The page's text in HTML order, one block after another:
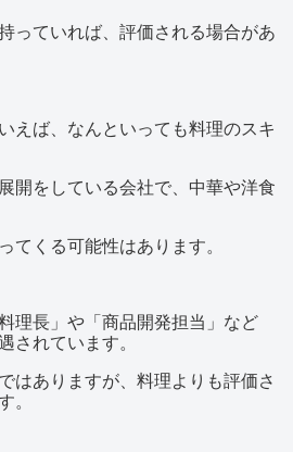
っていれば、評価される場合があ
えば、なんといっても料理のスキ
開をしている会社で、中華や洋食
てくる可能性はあります。
理長」や「商品開発担当」など
されています。
はありますが、料理よりも評価さ
。